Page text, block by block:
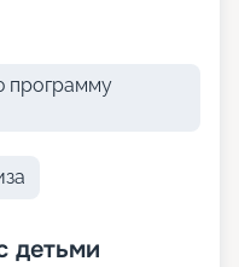
программу
детьми